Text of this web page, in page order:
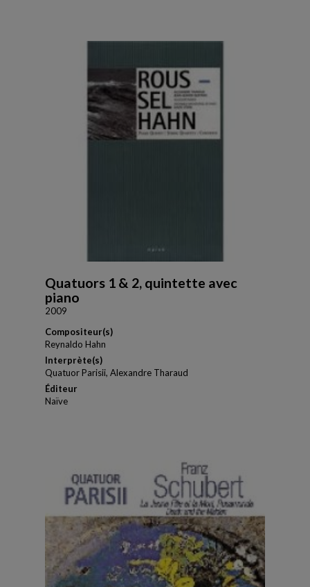
Quatuors 1 & 2, quintette avec
piano
2009
Compositeur(s)
Reynaldo Hahn
Interprète(s)
Quatuor Parisii, Alexandre Tharaud
Éditeur
Naïve